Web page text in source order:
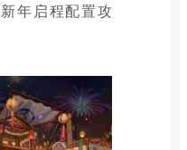
年启程配置攻